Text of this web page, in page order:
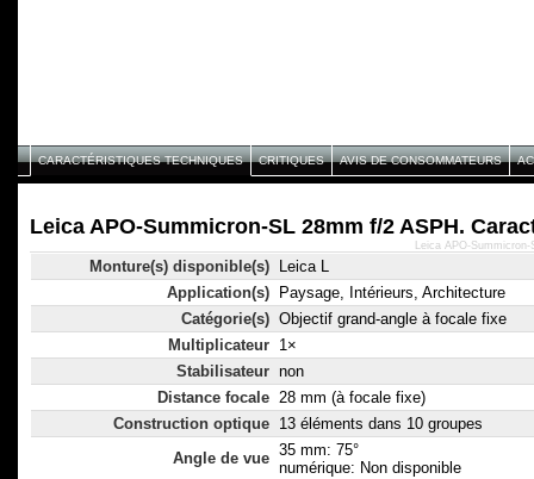
CARACTÉRISTIQUES TECHNIQUES CRITIQUES AVIS DE CONSOMMATEURS
Leica APO-Summicron-SL 28mm f/2 ASPH.
Monture(s) disponible(s)
Leica L
Application(s)
Paysage, Intérieurs, Architecture
Catégorie(s) Objectif grand-angle à focale fixe
Multiplicateur 1×
Stabilisateur non
Distance focale 28 mm (à focale fixe)
Construction optique 13 éléments dans 10 groupes
Angle de vue 35 mm: 75°
numérique: Non disponible
Leica APO-